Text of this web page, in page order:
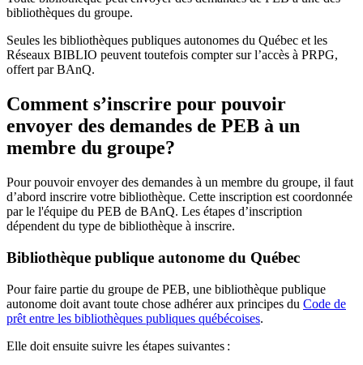
bibliothèques du groupe.
Seules les bibliothèques publiques autonomes du Québec et les
Réseaux BIBLIO peuvent toutefois compter sur l’accès à PRPG,
offert par BAnQ.
Comment s’inscrire pour pouvoir
envoyer des demandes de PEB à un
membre du groupe?
Pour pouvoir envoyer des demandes à un membre du groupe, il faut
d’abord inscrire votre bibliothèque. Cette inscription est coordonnée
par le l'équipe du PEB de BAnQ. Les étapes d’inscription
dépendent du type de bibliothèque à inscrire.
Bibliothèque publique autonome du Québec
Pour faire partie du groupe de PEB, une bibliothèque publique
autonome doit avant toute chose adhérer aux principes du Code de
prêt entre les bibliothèques publiques québécoises.
Elle doit ensuite suivre les étapes suivantes :